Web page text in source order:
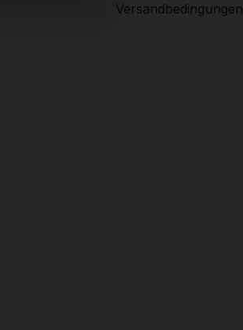
Versandbedingungen